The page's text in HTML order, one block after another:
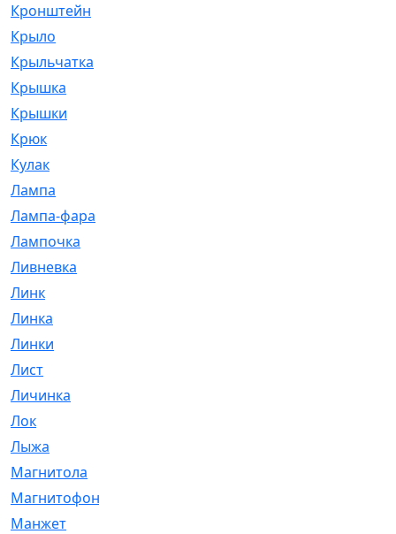
Кронштейн
Крыло
Крыльчатка
Крышка
Крышки
Крюк
Кулак
Лампа
Лампа-фара
Лампочка
Ливневка
Линк
Линка
Линки
Лист
Личинка
Лок
Лыжа
Магнитола
Магнитофон
Манжет